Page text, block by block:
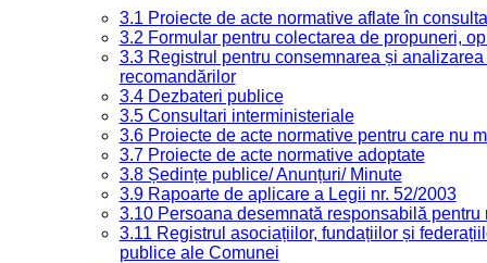
3.1 Proiecte de acte normative aflate în
3.2 Formular pentru colectarea de propuneri,
3.3 Registrul pentru consemnarea și
recomandărilor
3.4 Dezbateri publice
3.5 Consultari interministeriale
3.6 Proiecte de acte normative pentru care nu
3.7 Proiecte de acte normative adoptate
3.8 Ședințe publice/ Anunțuri/ Minute
3.9 Rapoarte de aplicare a Legii nr. 52/2003
3.10 Persoana desemnată responsabilă
3.11 Registrul asociațiilor, fundațiilor și
publice ale Comunei